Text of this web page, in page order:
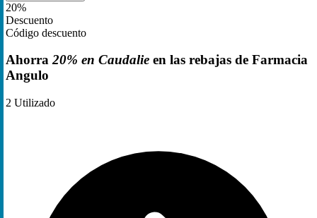
20%
Descuento
Código descuento
Ahorra20% en Caudalie en las rebajas de Farmacia
Angulo
2 Utilizado